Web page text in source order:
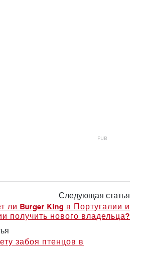
Следующая статья
ли Burger King в Португалии и
получить нового владельца?
забоя птенцов в